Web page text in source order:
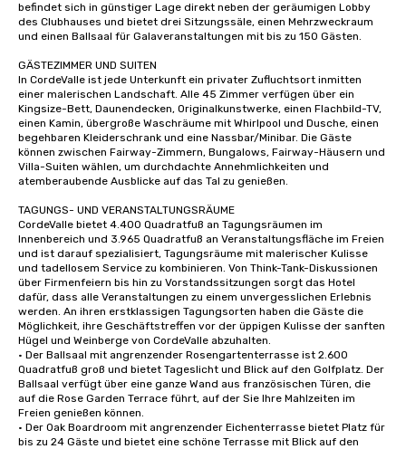
befindet sich in günstiger Lage direkt neben der geräumigen Lobby
des Clubhauses und bietet drei Sitzungssäle, einen Mehrzweckraum
und einen Ballsaal für Galaveranstaltungen mit bis zu 150 Gästen.
GÄSTEZIMMER UND SUITEN
In CordeValle ist jede Unterkunft ein privater Zufluchtsort inmitten
einer malerischen Landschaft. Alle 45 Zimmer verfügen über ein
Kingsize-Bett, Daunendecken, Originalkunstwerke, einen Flachbild-TV,
einen Kamin, übergroße Waschräume mit Whirlpool und Dusche, einen
begehbaren Kleiderschrank und eine Nassbar/Minibar. Die Gäste
können zwischen Fairway-Zimmern, Bungalows, Fairway-Häusern und
Villa-Suiten wählen, um durchdachte Annehmlichkeiten und
atemberaubende Ausblicke auf das Tal zu genießen.
TAGUNGS- UND VERANSTALTUNGSRÄUME
CordeValle bietet 4.400 Quadratfuß an Tagungsräumen im
Innenbereich und 3.965 Quadratfuß an Veranstaltungsfläche im Freien
und ist darauf spezialisiert, Tagungsräume mit malerischer Kulisse
und tadellosem Service zu kombinieren. Von Think-Tank-Diskussionen
über Firmenfeiern bis hin zu Vorstandssitzungen sorgt das Hotel
dafür, dass alle Veranstaltungen zu einem unvergesslichen Erlebnis
werden. An ihren erstklassigen Tagungsorten haben die Gäste die
Möglichkeit, ihre Geschäftstreffen vor der üppigen Kulisse der sanften
Hügel und Weinberge von CordeValle abzuhalten.
• Der Ballsaal mit angrenzender Rosengartenterrasse ist 2.600
Quadratfuß groß und bietet Tageslicht und Blick auf den Golfplatz. Der
Ballsaal verfügt über eine ganze Wand aus französischen Türen, die
auf die Rose Garden Terrace führt, auf der Sie Ihre Mahlzeiten im
Freien genießen können.
• Der Oak Boardroom mit angrenzender Eichenterrasse bietet Platz für
bis zu 24 Gäste und bietet eine schöne Terrasse mit Blick auf den